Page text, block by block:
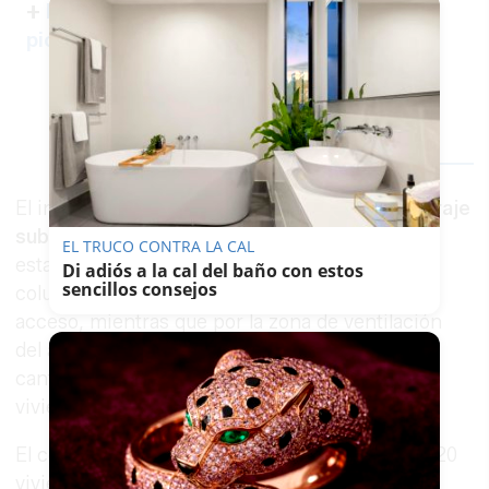
https://t.co/dwCYQn6xux
pic.twitter.com/ODcXB6DZBj
— Emergencias Sevilla
(@EmergenciasSev)
September 9, 2021
El incendio ha tenido lugar en el interior delgaraje
subterráneoque estaba afectando a vehículos
estacionados en su interior. Dos grandes
columnas de humo salían por ambas rampas de
acceso, mientras que por la zona de ventilación
del aparcamiento se filtraba al exterior gran
cantidad de humo que accedía a los bloques de
viviendas.
El complejo consta de ocho edificios con unas 20
viviendas cada bloque. En la planta sótano, un
EL TRUCO CONTRA LA CAL
Di adiós a la cal del baño con estos
sencillos consejos